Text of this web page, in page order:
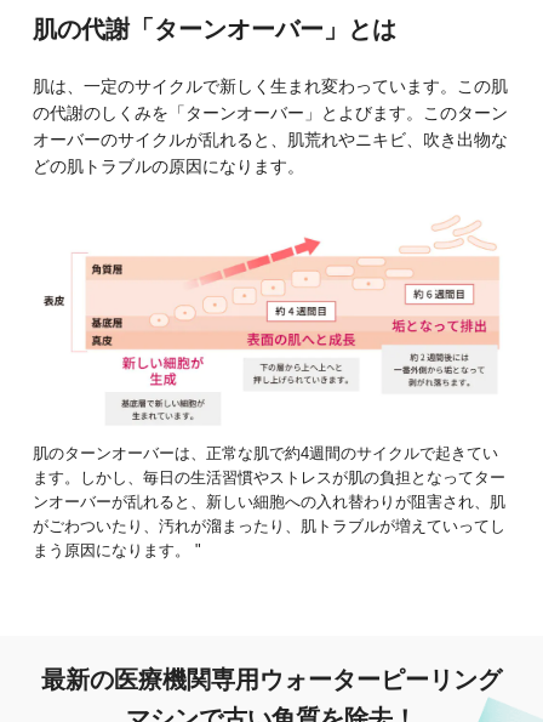
肌の代謝「ターンオーバー」とは
肌は、一定のサイクルで新しく生まれ変わっています。この肌
の代謝のしくみを「ターンオーバー」とよびます。このターン
オーバーのサイクルが乱れると、肌荒れやニキビ、吹き出物な
どの肌トラブルの原因になります。
肌のターンオーバーは、正常な肌で約4週間のサイクルで起きてい
ます。しかし、毎日の生活習慣やストレスが肌の負担となってター
ンオーバーが乱れると、新しい細胞への入れ替わりが阻害され、肌
がごわついたり、汚れが溜まったり、肌トラブルが増えていってし
まう原因になります。 "
最新の医療機関専用ウォーターピーリング